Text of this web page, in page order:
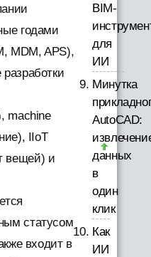
годами
MDM, APS),
machine
IIoT
вещей) и
статусом
входит в
BIM-
для
ИИ
Минутка
AutoCAD:
данных
в
один
клик
Как
ИИ